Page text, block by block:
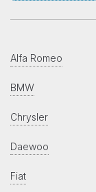
Alfa Romeo
BMW
Chrysler
Daewoo
Fiat